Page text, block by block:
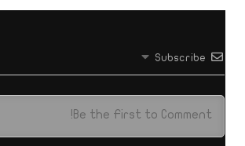
Subscribe